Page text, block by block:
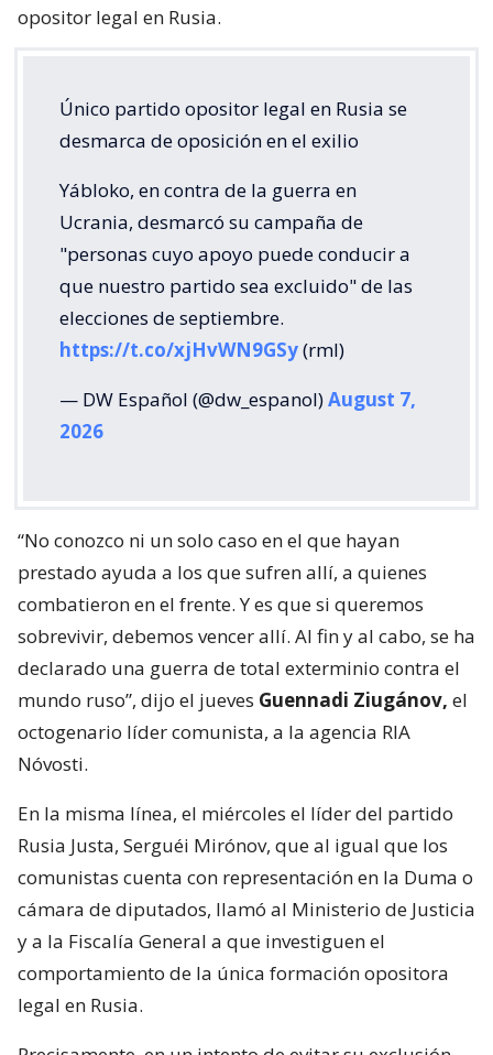
opositor legal en Rusia.
Único partido opositor legal en Rusia se
desmarca de oposición en el exilio
Yábloko, en contra de la guerra en
Ucrania, desmarcó su campaña de
"personas cuyo apoyo puede conducir a
que nuestro partido sea excluido" de las
elecciones de septiembre.
https://t.co/xjHvWN9GSy(rml)
— DW Español (@dw_espanol)August 7,
2026
“No conozco ni un solo caso en el que hayan
prestado ayuda a los que sufren allí, a quienes
combatieron en el frente. Y es que si queremos
sobrevivir, debemos vencer allí. Al fin y al cabo, se ha
declarado una guerra de total exterminio contra el
mundo ruso”, dijo el jueves Guennadi Ziugánov, el
octogenario líder comunista, a la agencia RIA
Nóvosti.
En la misma línea, el miércoles el líder del partido
Rusia Justa, Serguéi Mirónov, que al igual que los
comunistas cuenta con representación en la Duma o
cámara de diputados, llamó al Ministerio de Justicia
y a la Fiscalía General a que investiguen el
comportamiento de la única formación opositora
legal en Rusia.